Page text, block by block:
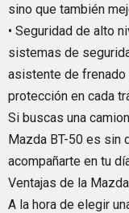
sino que también
• Seguridad de alto
sistemas de
asistente de
protección en cada
Si buscas una
Mazda BT-50 es sin
acompañarte en tu
Ventajas de la
A la hora de elegir